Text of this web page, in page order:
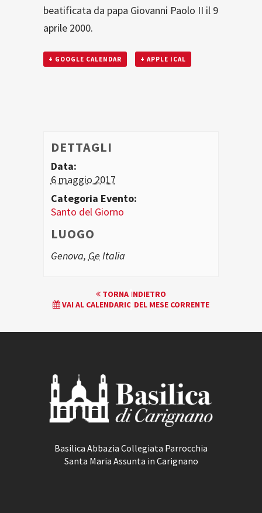
beatificata da papa Giovanni Paolo II il 9
aprile 2000.
+ GOOGLE CALENDAR + APPLE ICAL
DETTAGLI
Data:
6 maggio 2017
Categoria Evento:
Santo del Giorno
LUOGO
Genova, Ge Italia
EVENTO
NAVIGATION
TORNA INDIETRO
VAI AL CALENDARIO DEL MESE CORRENTE
Basilica Abbazia Collegiata Parrocchia
Santa Maria Assunta in Carignano